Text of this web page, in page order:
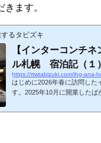
ます。
るタビズキ
【インターコンチ
ル札幌 宿泊記（１
https://rtwtabizuki.com/ihg-ana-
はじめに2026年春に訪問した
す。2025年10月に開業したば
クスクエア9～14階に入居す
ため、SFCやANA上級会員向